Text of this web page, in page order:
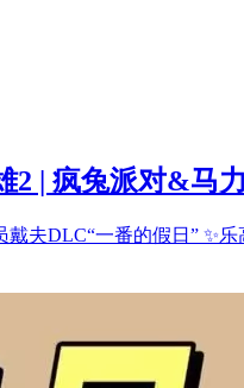
| 疯兔派对&马
戴夫DLC“一番的假日” ✨